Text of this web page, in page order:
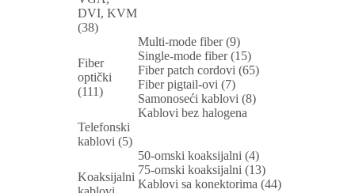
DVI, KVM
(38)
Fiber
optički
(111)
Multi-mode fiber (9)
Single-mode fiber (15)
Fiber patch cordovi (65)
Fiber pigtail-ovi (7)
Samonoseći kablovi (8)
Kablovi bez halogena
Telefonski
kablovi (5)
Koaksijalni
50-omski koaksijalni (4)
75-omski koaksijalni (13)
Kablovi sa konektorima (44)